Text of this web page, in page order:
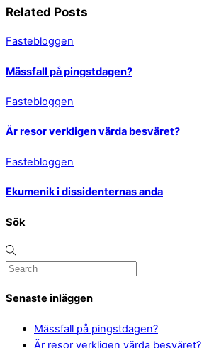
Related Posts
Fastebloggen
Mässfall på pingstdagen?
Fastebloggen
Är resor verkligen värda besväret?
Fastebloggen
Ekumenik i dissidenternas anda
Sök
Senaste inläggen
Mässfall på pingstdagen?
Är resor verkligen värda besväret?